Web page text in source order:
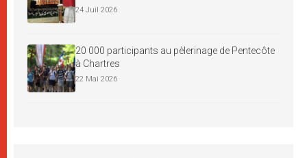
24 Juil 2026
20 000 participants au pèlerinage de Pentecôte
à Chartres
22 Mai 2026